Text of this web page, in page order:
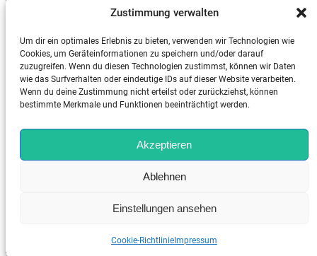
Zustimmung verwalten
Um dir ein optimales Erlebnis zu bieten, verwenden wir Technologien wie
Cookies, um Geräteinformationen zu speichern und/oder darauf
zuzugreifen. Wenn du diesen Technologien zustimmst, können wir Daten
wie das Surfverhalten oder eindeutige IDs auf dieser Website verarbeiten.
Wenn du deine Zustimmung nicht erteilst oder zurückziehst, können
bestimmte Merkmale und Funktionen beeinträchtigt werden.
Akzeptieren
Ablehnen
Einstellungen ansehen
Cookie-Richtlinie Impressum
open source smart home Proxmox
Smart Home Automatisierung Smart Home Blog
Smart Home Update Sprachsteuerung Timer
Tuya ViCare Viessmann Wetterdaten Zigbee
2025. Alle Rechte vorbehalten. |